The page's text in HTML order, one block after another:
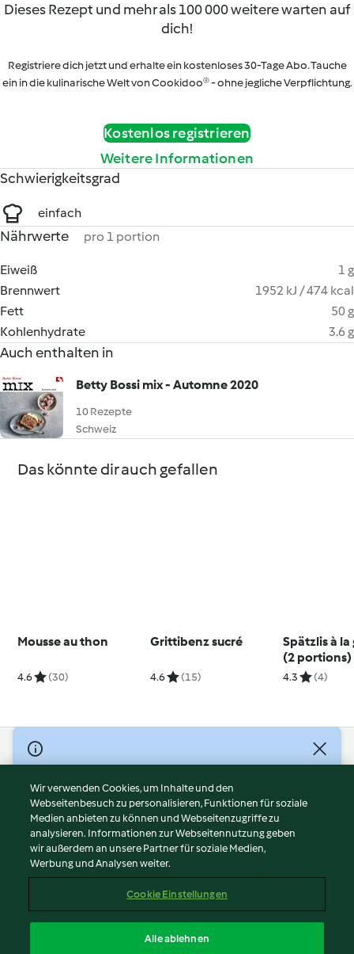
Dieses Rezept und mehr als 100 000 weitere warten auf
dich!
Registriere dich jetzt und erhalte ein kostenloses 30-Tage Abo. Tauche
ein in die kulinarische Welt von Cookidoo® - ohne jegliche Verpflichtung.
Kostenlos registrieren
Weitere Informationen
Schwierigkeitsgrad
einfach
Nährwerte pro 1 portion
Eiweiß
1 g
Brennwert
1952 kJ / 474 kcal
Fett
50 g
Kohlenhydrate
3.6 g
Auch enthalten in
Betty Bossi mix - Automne 2020
10 Rezepte
Schweiz
Das könnte dir auch gefallen
Mousse au thon
4.6 (30)
Grittibenz sucré
4.6 (15)
Spätzlis à
(2 portions)
4.3 (4)
© Copyright 2026
Nutzungsbedingungen
Datenschutzrichtlinien
Disclaimer
Impressum
Cookies
Abo kündigen
Wir verwenden Cookies, um Inhalte und den
Webseitenbesuch zu personalisieren, Funktionen für soziale
Medien anbieten zu können und Webseitenzugriffe zu
analysieren. Informationen zur Webseitennutzung geben
wir außerdem an unsere Partner für soziale Medien,
Werbung und Analysen weiter.
Cookie Einstellungen
Alle ablehnen